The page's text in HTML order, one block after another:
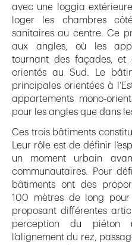
avec une loggia
loger les chambres
sanitaires au centre. Ce
aux angles, où les
tournant des façades, et
orientés au Sud. Le
principales orientées à
appartements mono-
pour les angles que dans
Ces trois bâtiments
Leur rôle est de définir
un moment urbain
communautaires. Pour
bâtiments ont des
100 mètres de long pour
proposant différentes
perception du piéton
l’alignement du rez,